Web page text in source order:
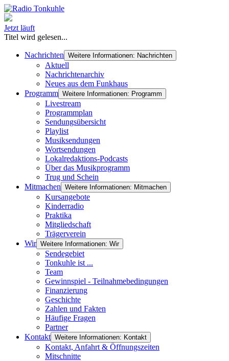
Jetzt läuft
Titel wird gelesen...
Nachrichten Weitere Informationen: Nachrichten
Aktuell
Nachrichtenarchiv
Neues aus dem Funkhaus
Programm Weitere Informationen: Programm
Livestream
Programmplan
Sendungsübersicht
Playlist
Musiksendungen
Wortsendungen
Lokalredaktions-Podcasts
Über das Musikprogramm
Trug und Schein
Mitmachen Weitere Informationen: Mitmachen
Kursangebote
Kinderradio
Praktika
Mitgliedschaft
Trägerverein
Wir Weitere Informationen: Wir
Sendegebiet
Tonkuhle ist ...
Team
Gewinnspiel - Teilnahmebedingungen
Finanzierung
Geschichte
Zahlen und Fakten
Häufige Fragen
Partner
Kontakt Weitere Informationen: Kontakt
Kontakt, Anfahrt & Öffnungszeiten
Mitschnitte